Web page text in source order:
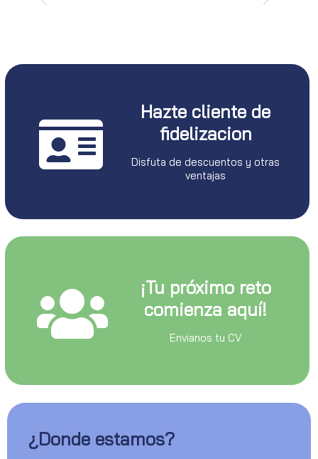
Hazte cliente de
fidelizacion
Disfuta de descuentos y otras
ventajas
¡Tu próximo reto
comienza aquí!
Envianos tu CV
¿Donde estamos?